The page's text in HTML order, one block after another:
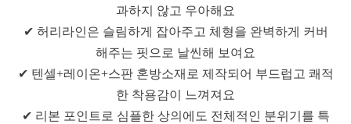
과하지 않고 우아해요
✔ 허리라인은 슬림하게 잡아주고 체형을 완벽하게 커버
해주는 핏으로 날씬해 보여요
✔ 텐셀+레이온+스판 혼방소재로 제작되어 부드럽고 쾌적
한 착용감이 느껴져요
✔ 리본 포인트로 심플한 상의에도 전체적인 분위기를 특